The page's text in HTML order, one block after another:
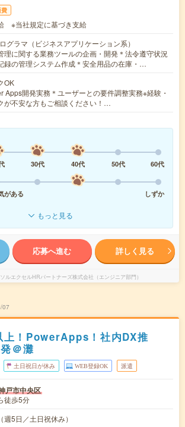
※当社規定に基づき支給
グラマ（ビジネスアプリケーション系）
理に関する業務ツールの企画・開発＊法令遵守状況
録の管理システム作成＊安全用品の在庫・…
OK
Apps開発実務＊ユーザーとの要件調整実務※経験・
が不安な方もご相談ください！…
30代 40代 50代
60代
がある
しずか
もっと見る
応募へ進む 詳しく見る
ルエクセルHRパートナーズ株式会社（エンジニア部門）
07
上！PowerApps！社内DX推
＠灘
土日祝日が休み WEB登録OK 派遣
戸市中央区
徒歩5分
週5日／土日祝休み）